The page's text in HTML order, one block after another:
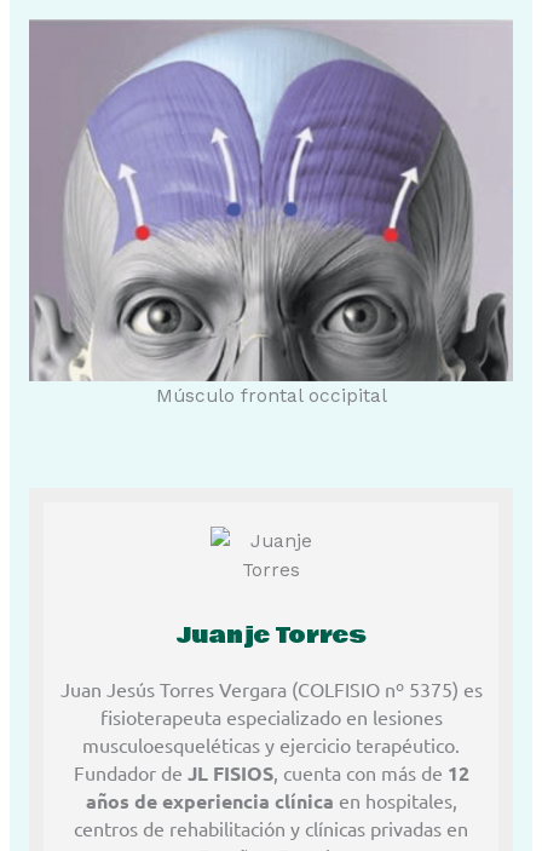
Músculo frontal occipital
Juanje Torres
Juan Jesús Torres Vergara (COLFISIO nº 5375) es
fisioterapeuta especializado en lesiones
musculoesqueléticas y ejercicio terapéutico.
Fundador de JL FISIOS, cuenta con más de 12
años de experiencia clínica en hospitales,
centros de rehabilitación y clínicas privadas en